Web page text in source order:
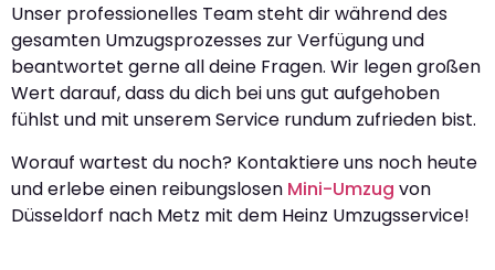
Unser professionelles Team steht dir während des
gesamten Umzugsprozesses zur Verfügung und
beantwortet gerne all deine Fragen. Wir legen großen
Wert darauf, dass du dich bei uns gut aufgehoben
fühlst und mit unserem Service rundum zufrieden bist.
Worauf wartest du noch? Kontaktiere uns noch heute
und erlebe einen reibungslosen Mini-Umzug von
Düsseldorf nach Metz mit dem Heinz Umzugsservice!